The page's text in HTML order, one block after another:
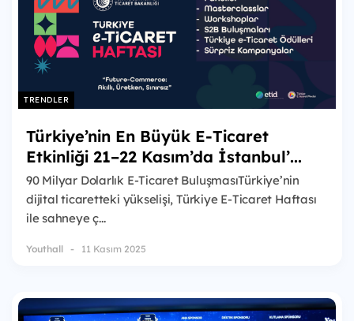
TRENDLER
Türkiye’nin En Büyük E-Ticaret
Etkinliği 21–22 Kasım’da İstanbul’...
90 Milyar Dolarlık E-Ticaret BuluşmasıTürkiye’nin
dijital ticaretteki yükselişi, Türkiye E-Ticaret Haftası
ile sahneye ç...
Youthall 11 Kasım 2025